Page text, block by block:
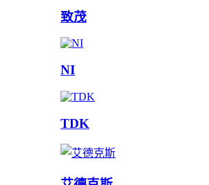
致茂
NI
TDK